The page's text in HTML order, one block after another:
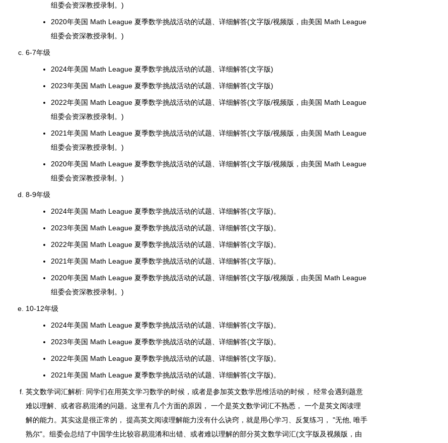
组委会资深教授录制。)
2020年美国 Math League 夏季数学挑战活动的试题、详细解答(文字版/视频版，由美国 Math League
组委会资深教授录制。)
6-7年级
2024年美国 Math League 夏季数学挑战活动的试题、详细解答(文字版)
2023年美国 Math League 夏季数学挑战活动的试题、详细解答(文字版)
2022年美国 Math League 夏季数学挑战活动的试题、详细解答(文字版/视频版，由美国 Math League
组委会资深教授录制。)
2021年美国 Math League 夏季数学挑战活动的试题、详细解答(文字版/视频版，由美国 Math League
组委会资深教授录制。)
2020年美国 Math League 夏季数学挑战活动的试题、详细解答(文字版/视频版，由美国 Math League
组委会资深教授录制。)
8-9年级
2024年美国 Math League 夏季数学挑战活动的试题、详细解答(文字版)。
2023年美国 Math League 夏季数学挑战活动的试题、详细解答(文字版)。
2022年美国 Math League 夏季数学挑战活动的试题、详细解答(文字版)。
2021年美国 Math League 夏季数学挑战活动的试题、详细解答(文字版)。
2020年美国 Math League 夏季数学挑战活动的试题、详细解答(文字版/视频版，由美国 Math League
组委会资深教授录制。)
10-12年级
2024年美国 Math League 夏季数学挑战活动的试题、详细解答(文字版)。
2023年美国 Math League 夏季数学挑战活动的试题、详细解答(文字版)。
2022年美国 Math League 夏季数学挑战活动的试题、详细解答(文字版)。
2021年美国 Math League 夏季数学挑战活动的试题、详细解答(文字版)。
英文数学词汇解析: 同学们在用英文学习数学的时候，或者是参加英文数学思维活动的时候， 经常会遇到题意
难以理解、或者容易混淆的问题。这里有几个方面的原因， 一个是英文数学词汇不熟悉， 一个是英文阅读理
解的能力。其实这是很正常的， 提高英文阅读理解能力没有什么诀窍，就是用心学习、反复练习， "无他, 唯手
熟尔"。组委会总结了中国学生比较容易混淆和出错、或者难以理解的部分英文数学词汇(文字版及视频版，由